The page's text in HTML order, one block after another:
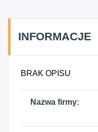
INFORMACJE
BRAK OPISU
Nazwa firmy: